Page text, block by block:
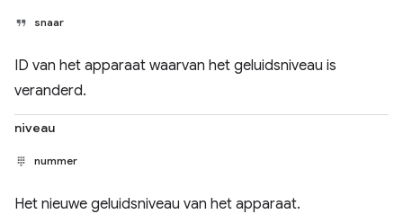
snaar
ID van het apparaat waarvan het geluidsniveau is
veranderd.
niveau
nummer
Het nieuwe geluidsniveau van het apparaat.